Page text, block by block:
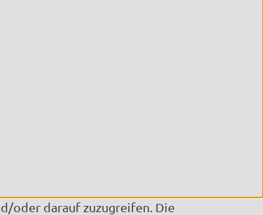
oder darauf zuzugreifen. Die